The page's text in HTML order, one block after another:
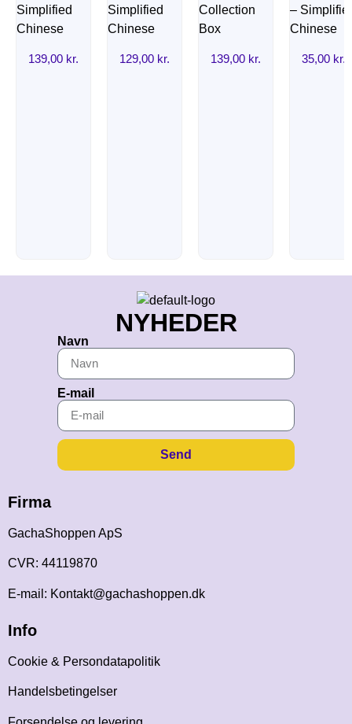
139,00 kr. 129,00 kr. 139,00 kr. 35,00 kr.
NYHEDER
Navn
E-mail
Send
Firma
GachaShoppen ApS
CVR: 44119870
E-mail: Kontakt@gachashoppen.dk
Info
Cookie & Persondatapolitik
Handelsbetingelser